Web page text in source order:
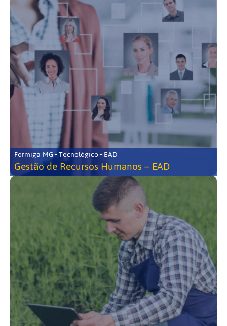
Formiga-MG • Tecnológico • EAD
Gestão de Recursos Humanos – EAD